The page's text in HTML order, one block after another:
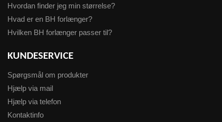
Hvordan finder jeg min størrelse?
Hvad er en BH forlænger?
Hvilken BH forlænger passer til?
KUNDESERVICE
Spørgsmål om produkter
Hjælp via mail
Hjælp via telefon
Kontaktinfo